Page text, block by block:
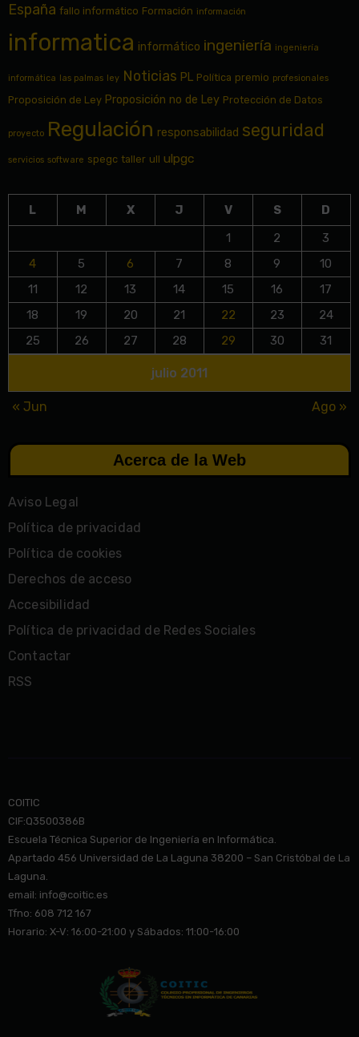
España fallo informático Formación información
informatica informático ingeniería ingeniería
informática las palmas ley Noticias PL Política premio profesionales
Proposición de Ley Proposición no de Ley Protección de Datos
proyecto Regulación responsabilidad seguridad
servicios software spegc taller ull ulpgc
julio 2011
L M X J V S
D
1
2
3
4
5 6 7 8 9
10
11
12 13 14 15 16
17
18
19 20 21 22 23
24
25
26 27 28 29 30 31
« Jun Ago »
Acerca de la Web
Aviso Legal
Política de privacidad
Política de cookies
Derechos de acceso
Accesibilidad
Política de privacidad de Redes Sociales
Contactar
RSS
COITIC
CIF:Q3500386B
Escuela Técnica Superior de Ingeniería en Informática.
Apartado 456 Universidad de La Laguna 38200 – San Cristóbal de La
Laguna.
email: info@coitic.es
Tfno: 608 712 167
Horario: X-V: 16:00-21:00 y Sábados: 11:00-16:00